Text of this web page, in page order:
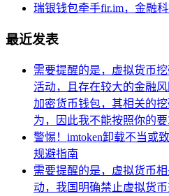
瑞银钱包牵手fir.im，金融
最近发表
需要提醒的是，虚拟货币
活动，且存在较大的金融
加密货币钱包，其相关的
为，因此我不能按照你的
警惕！imtoken卸载不当或
规避指南
需要提醒的是，虚拟货币
动，我国明确禁止虚拟货